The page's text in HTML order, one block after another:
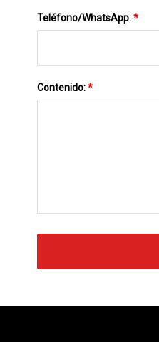
Teléfono/WhatsApp:*
Contenido:*